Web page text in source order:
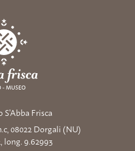
S'Abba Frisca
08022 Dorgali (NU)
long. 9.62993